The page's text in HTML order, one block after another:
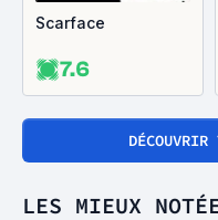
Scarface
7.6
LES MIEUX